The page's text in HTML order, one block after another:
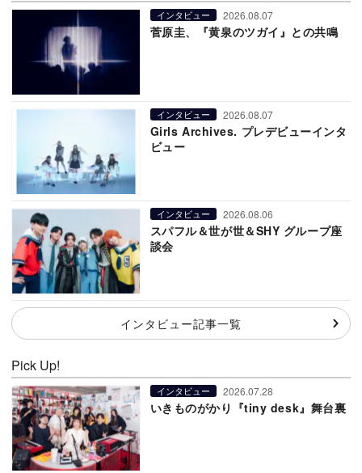
インタビュー 2026.08.07
菅原圭、『黄泉のツガイ』との共鳴
インタビュー 2026.08.07
Girls Archives. プレデビューインタ
ビュー
インタビュー 2026.08.06
スパフル＆世が世＆SHY グループ座
談会
インタビュー記事一覧
Pick Up!
インタビュー 2026.07.28
いきものがかり『tiny desk』舞台裏